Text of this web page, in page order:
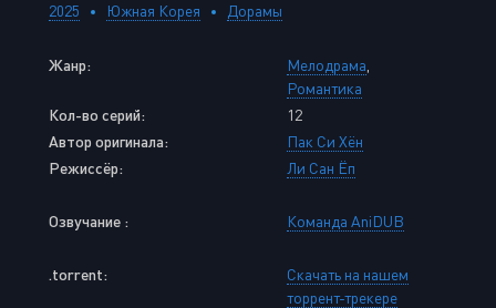
2025 Южная Корея Дорамы
Жанр: Мелодрама
Романтика
Кол-во серий:
12
Автор оригинала:
Пак Си Хён
Режиссёр:
Ли Сан Ёп
Озвучание : Команда AniDUB
.torrent:
Скачать на нашем
торрент-трекере